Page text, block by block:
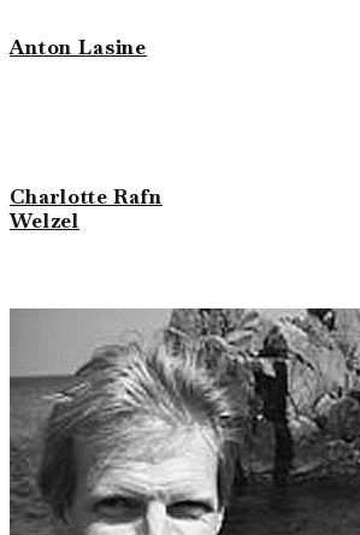
Anton Lasine
Charlotte Rafn
Welzel